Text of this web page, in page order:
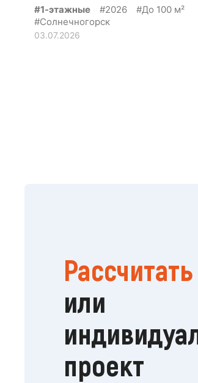
#1-этажные #2026
#До 100 м²
#Солнечногорск
03.07.2026
или
проект